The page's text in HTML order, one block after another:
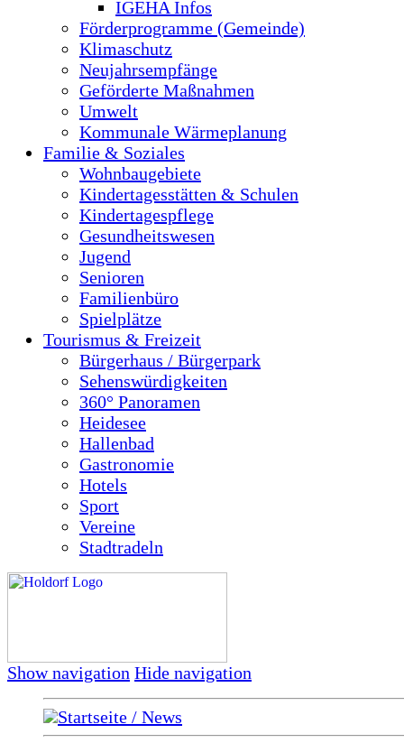
IGEHA Infos
Förderprogramme (Gemeinde)
Klimaschutz
Neujahrsempfänge
Geförderte Maßnahmen
Umwelt
Kommunale Wärmeplanung
Familie & Soziales
Wohnbaugebiete
Kindertagesstätten & Schulen
Kindertagespflege
Gesundheitswesen
Jugend
Senioren
Familienbüro
Spielplätze
Tourismus & Freizeit
Bürgerhaus / Bürgerpark
Sehenswürdigkeiten
360° Panoramen
Heidesee
Hallenbad
Gastronomie
Hotels
Sport
Vereine
Stadtradeln
Show navigation Hide navigation
Startseite / News